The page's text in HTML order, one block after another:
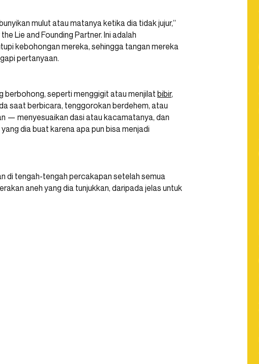
mulut atau matanya ketika dia tidak jujur,”
Lie and Founding Partner. Ini adalah
kebohongan mereka, sehingga tangan mereka
pertanyaan.
berbohong, seperti menggigit atau menjilat bibir,
saat berbicara, tenggorokan berdehem, atau
— menyesuaikan dasi atau kacamatanya, dan
dia buat karena apa pun bisa menjadi
di tengah-tengah percakapan setelah semua
aneh yang dia tunjukkan, daripada jelas untuk